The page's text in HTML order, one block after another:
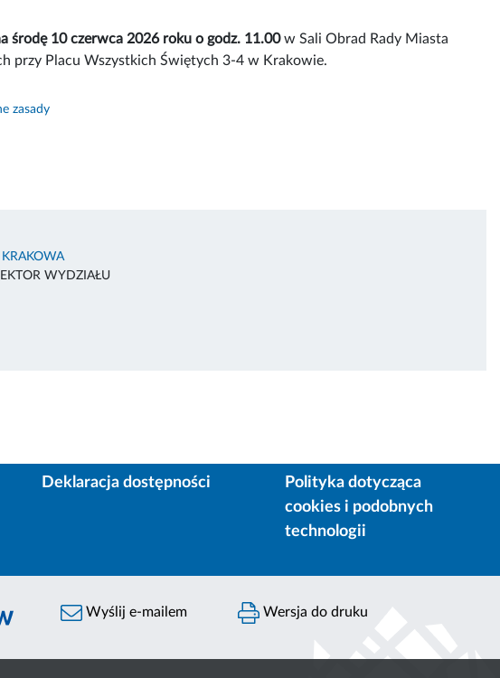
środę 10 czerwca 2026 roku o godz. 11.00w Sali Obrad Rady Miasta
przy Placu Wszystkich Świętych 3-4 w Krakowie.
zasady
WYDZIAŁU
Deklaracja dostępności
Polityka dotycząca
cookies i podobnych
technologii
Wyślij e-mailem Wersja do druku